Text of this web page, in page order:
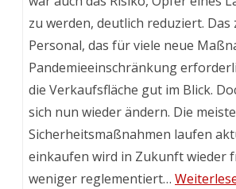
zu werden, deutlich reduziert. Das
Personal, das für viele neue
Pandemieeinschränkung
die Verkaufsfläche gut im Blick.
sich nun wieder ändern. Die
Sicherheitsmaßnahmen laufen
einkaufen wird in Zukunft wieder
weniger reglementiert…